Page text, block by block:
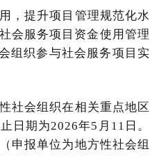
，提升项目管理规范化水
会服务项目资金使用管理
组织参与社会服务项目实
社会组织在相关重点地区
日期为2026年5月11日。
申报单位为地方性社会组